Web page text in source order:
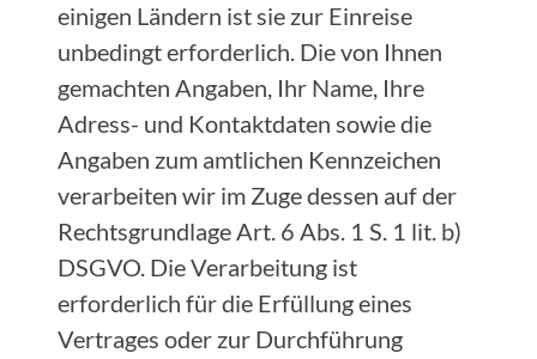
einigen Ländern ist sie zur Einreise
unbedingt erforderlich. Die von Ihnen
gemachten Angaben, Ihr Name, Ihre
Adress- und Kontaktdaten sowie die
Angaben zum amtlichen Kennzeichen
verarbeiten wir im Zuge dessen auf der
Rechtsgrundlage Art. 6 Abs. 1 S. 1 lit. b)
DSGVO. Die Verarbeitung ist
erforderlich für die Erfüllung eines
Vertrages oder zur Durchführung